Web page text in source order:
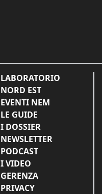
LABORATORIO
NORD EST
EVENTI NEM
LE GUIDE
I DOSSIER
NEWSLETTER
PODCAST
I VIDEO
GERENZA
PRIVACY